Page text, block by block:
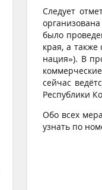
Следует
было
края, а также
нация»). В
сейчас
Республики
Обо всех
узнать по